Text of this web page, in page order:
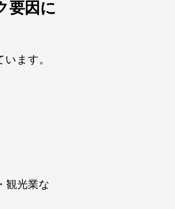
要因に
ます。
観光業な